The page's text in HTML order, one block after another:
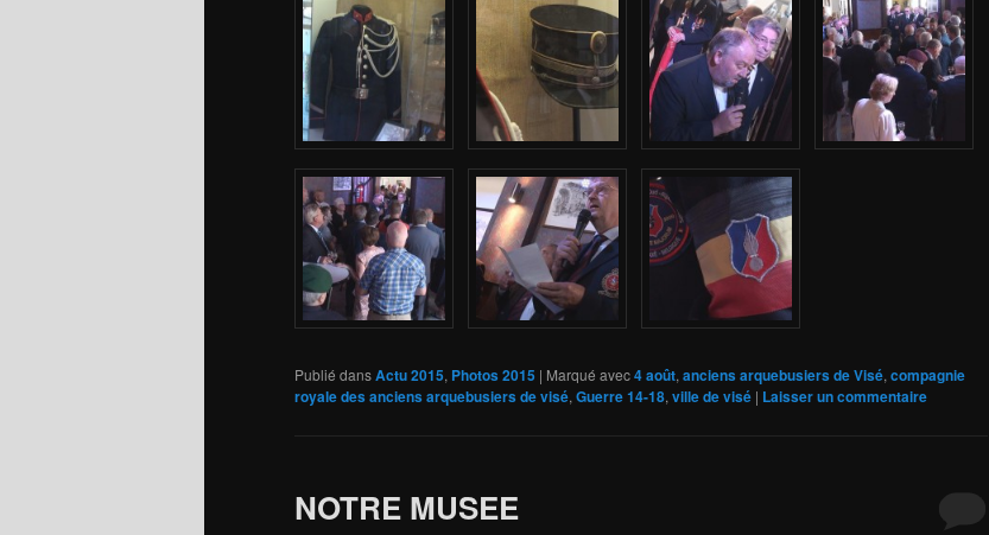
Publié dansActu 2015, Photos 2015 | Marqué avec4 août, anciens arquebusiers de Visé, compagnie
royale des anciens arquebusiers de visé, Guerre 14-18, ville de visé | Laisser un commentaire
NOTRE MUSEE